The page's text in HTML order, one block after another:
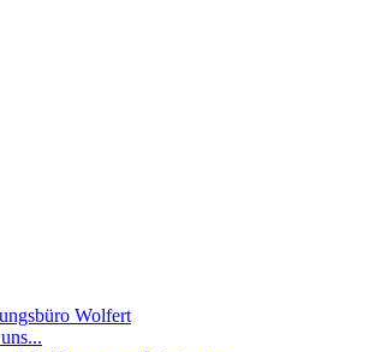
Wolfert